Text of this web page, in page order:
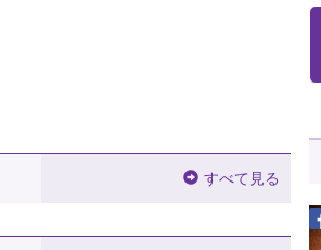
すべて見る